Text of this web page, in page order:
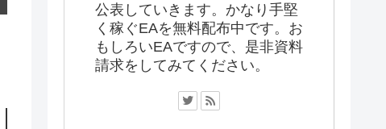
公表していきます。かなり手堅
く稼ぐEAを無料配布中です。お
もしろいEAですので、是非資料
請求をしてみてください。